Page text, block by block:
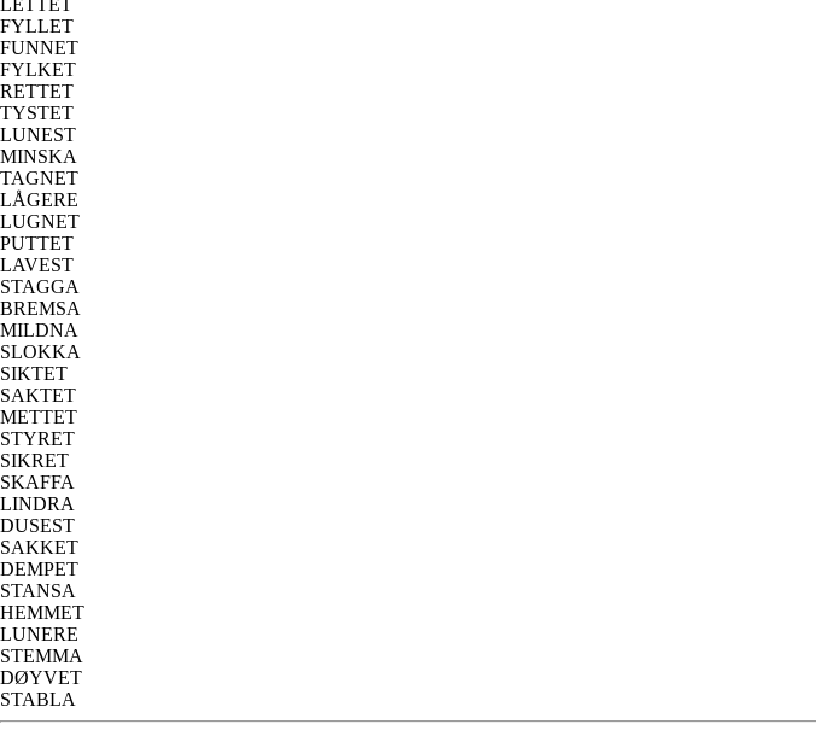
FYLLET
FUNNET
FYLKET
RETTET
TYSTET
LUNEST
MINSKA
TAGNET
LÅGERE
LUGNET
PUTTET
LAVEST
STAGGA
BREMSA
MILDNA
SLOKKA
SIKTET
SAKTET
METTET
STYRET
SIKRET
SKAFFA
LINDRA
DUSEST
SAKKET
DEMPET
STANSA
HEMMET
LUNERE
STEMMA
DØYVET
STABLA